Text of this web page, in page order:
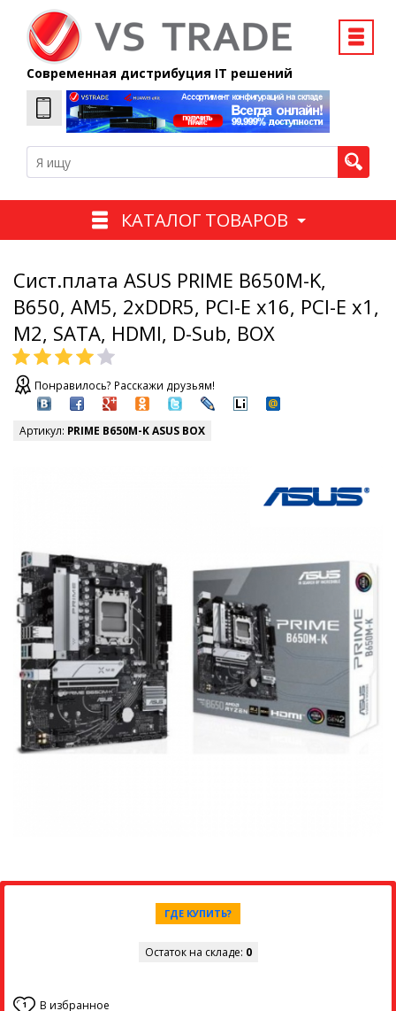
Современная дистрибуция IT решений
КАТАЛОГ ТОВАРОВ
Сист.плата ASUS PRIME B650M-K,
B650, AM5, 2xDDR5, PCI-E x16, PCI-E x1,
M2, SATA, HDMI, D-Sub, BOX
Понравилось? Расскажи друзьям!
Артикул: PRIME B650M-K ASUS BOX
ГДЕ КУПИТЬ?
Остаток на складе: 0
1 В избранное